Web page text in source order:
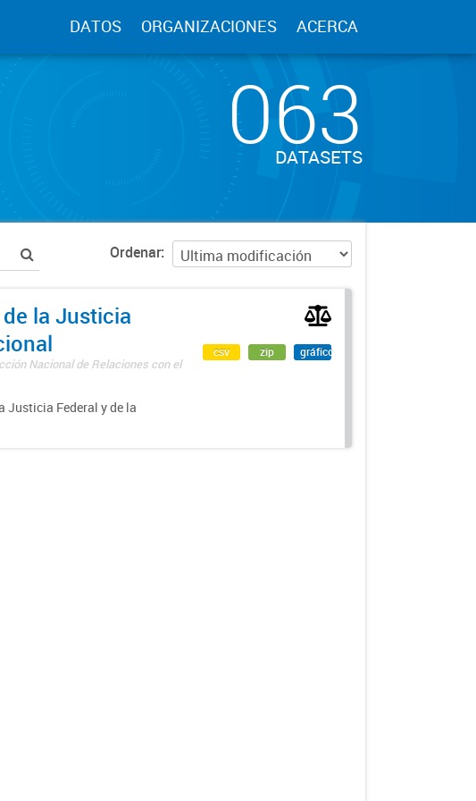
DATOS ORGANIZACIONES ACERCA
063
DATASETS
Ordenar
la Justicia
Nacional de Relaciones con el
Justicia Federal y de la
csv zip gráfico